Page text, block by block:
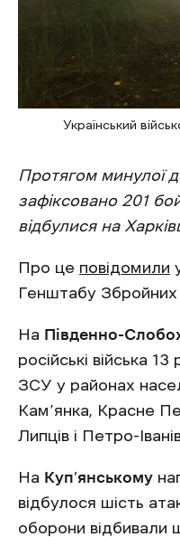
Український
Протягом минулої
зафіксовано 201
відбулися на
Про це повідомили
Генштабу Збройних
На Південно-
російські війська
ЗСУ у районах
Кам’янка, Красне
Липців і Петро-
На Куп’янському
відбулося шість
оборони відбивали